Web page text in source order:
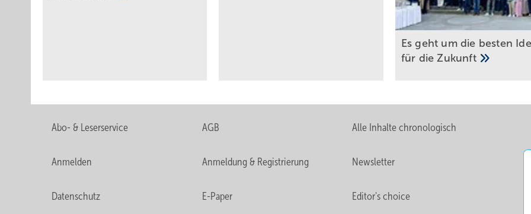
Es geht um die besten
für die Zukunft
Abo- & Leserservice AGB Alle Inhalte chronologisch
Anmelden Anmeldung & Registrierung Newsletter
Datenschutz E-Paper Editor's choice